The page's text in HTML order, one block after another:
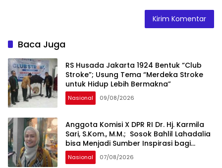
Baca Juga
RS Husada Jakarta 1924 Bentuk “Club
Stroke”; Usung Tema “Merdeka Stroke
untuk Hidup Lebih Bermakna”
Nasional 09/08/2026
Anggota Komisi X DPR RI Dr. Hj. Karmila
Sari, S.Kom., M.M.; Sosok Bahlil Lahadalia
bisa Menjadi Sumber Inspirasi bagi
Generasi Muda, Pelaku Usaha,
Pemerintah, maupun Pemangku
Nasional 07/08/2026